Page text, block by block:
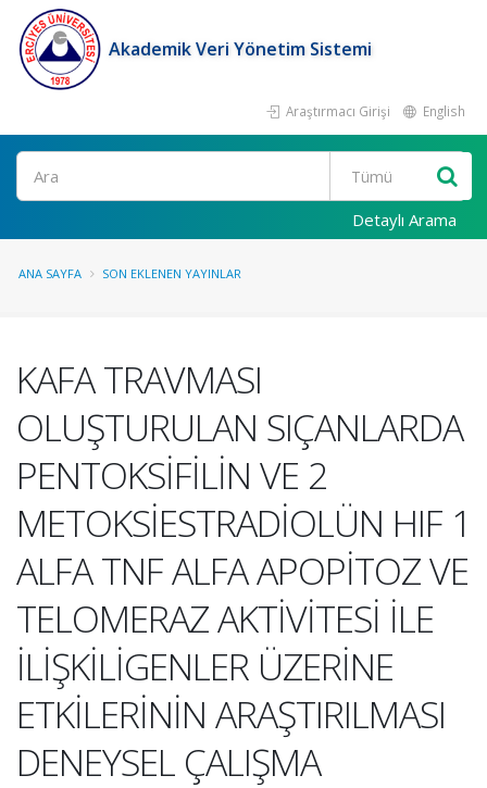
Akademik Veri Yönetim Sistemi
Araştırmacı Girişi English
Ara
Detaylı Arama
ANA SAYFA SON EKLENEN YAYINLAR
KAFA TRAVMASI
OLUŞTURULAN SIÇANLARDA
PENTOKSİFİLİN VE 2
METOKSİESTRADİOLÜN HIF 1
ALFA TNF ALFA APOPİTOZ VE
TELOMERAZ AKTİVİTESİ İLE
İLİŞKİLİGENLER ÜZERİNE
ETKİLERİNİN ARAŞTIRILMASI
DENEYSEL ÇALIŞMA